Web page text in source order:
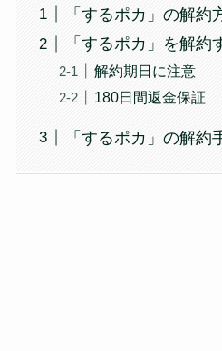
「するポカ」の解約
「するポカ」を解約
解約期日に注意
180日間返金保証
「するポカ」の解約